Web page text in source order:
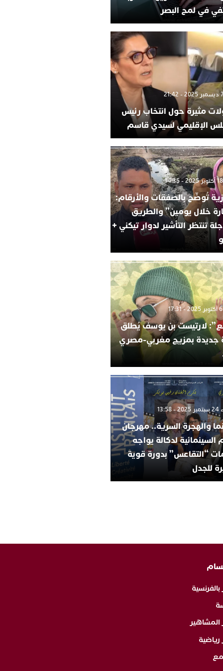
في لمح البصر
مثيرة حول انتخاب رئيس
الإقليمي لسيدي قاسم
تُوضّح بالصفقات والأرقام:
خلال يومين” والطريق
تنتظر التأشير لدوار تيكني +
لارتيست بن يوسف يُطلق
جديدة بمزيج مغربي-مصري
والهجرة السرية.. مهرجان
السينمائية لدكالة يواجه
“التقاعس” بدورة قوية
للجدل
بالفرنسية
المشاهير
رياضية